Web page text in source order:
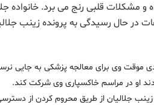
و مشکلات قلبی رنج می برد. خانواده
در حال رسیدگی به پرونده زینب
آنها برای آزادی موقت وی برای معالجه پزشکی به
او در مراسم خاکسپاری وی شرکت کند.
الملل در فراخوانی برای اقدام فوری در ۲۵ خرداد ۹۷ گفت: زینب جلالیان از طریق محروم